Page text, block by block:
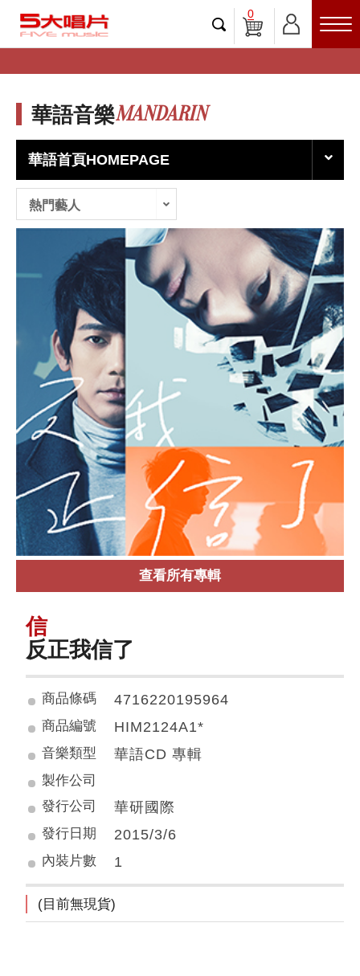
0
華語音樂MANDARIN
華語首頁HOMEPAGE
熱門藝人
查看所有專輯
信
反正我信了
商品條碼 4716220195964
商品編號 HIM2124A1*
音樂類型 華語CD 專輯
製作公司
發行公司
華研國際
發行日期 2015/3/6
內裝片數 1
(目前無現貨)